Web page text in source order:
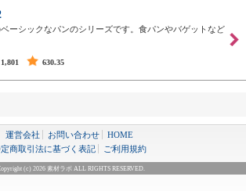
ーシックなパンのシリーズです。食パンやバゲットなど
1,801 630.35
運営会社 お問い合わせ
HOME
商取引法に基づく表記
ご利用規約
(c) 2026 素材ラボ ALL RIGHTS RESERVED.